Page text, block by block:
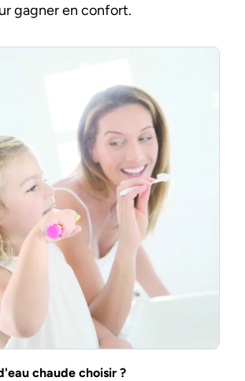
gagner en confort.
chaude choisir ?